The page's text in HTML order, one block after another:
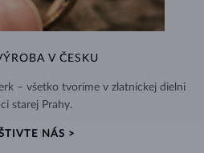
V ČESKU
– všetko tvoríme v zlatníckej dielni
starej Prahy.
NÁS >